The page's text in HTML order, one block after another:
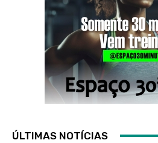
ÚLTIMAS NOTÍCIAS